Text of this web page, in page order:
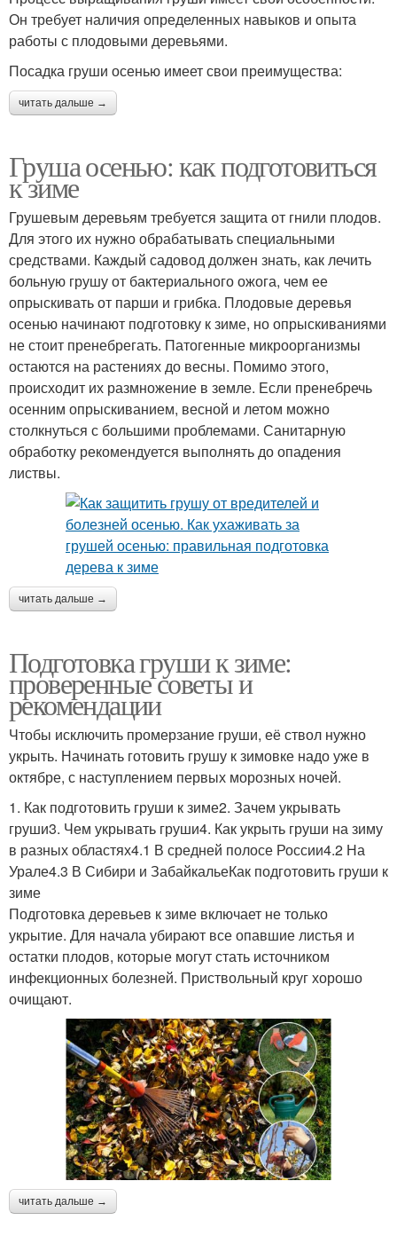
Он требует наличия определенных навыков и опыта
работы с плодовыми деревьями.
Посадка груши осенью имеет свои преимущества:
читать дальше →
Груша осенью: как подготовиться
к зиме
Грушевым деревьям требуется защита от гнили плодов.
Для этого их нужно обрабатывать специальными
средствами. Каждый садовод должен знать, как лечить
больную грушу от бактериального ожога, чем ее
опрыскивать от парши и грибка. Плодовые деревья
осенью начинают подготовку к зиме, но опрыскиваниями
не стоит пренебрегать. Патогенные микроорганизмы
остаются на растениях до весны. Помимо этого,
происходит их размножение в земле. Если пренебречь
осенним опрыскиванием, весной и летом можно
столкнуться с большими проблемами. Санитарную
обработку рекомендуется выполнять до опадения
листвы.
читать дальше →
Подготовка груши к зиме:
проверенные советы и
рекомендации
Чтобы исключить промерзание груши, её ствол нужно
укрыть. Начинать готовить грушу к зимовке надо уже в
октябре, с наступлением первых морозных ночей.
1. Как подготовить груши к зиме2. Зачем укрывать
груши3. Чем укрывать груши4. Как укрыть груши на зиму
в разных областях4.1 В средней полосе России4.2 На
Урале4.3 В Сибири и ЗабайкальеКак подготовить груши к
зиме
Подготовка деревьев к зиме включает не только
укрытие. Для начала убирают все опавшие листья и
остатки плодов, которые могут стать источником
инфекционных болезней. Приствольный круг хорошо
очищают.
читать дальше →